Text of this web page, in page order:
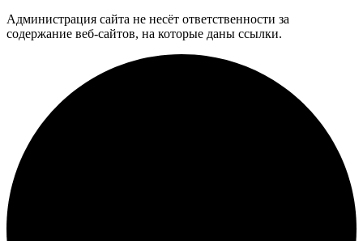
Администрация сайта не несёт ответственности за
содержание веб-сайтов, на которые даны ссылки.